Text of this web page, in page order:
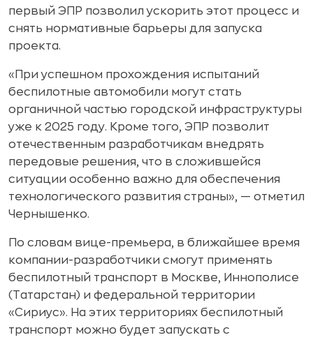
первый ЭПР позволил ускорить этот процесс и
снять нормативные барьеры для запуска
проекта.
«При успешном прохождения испытаний
беспилотные автомобили могут стать
органичной частью городской инфраструктуры
уже к 2025 году. Кроме того, ЭПР позволит
отечественным разработчикам внедрять
передовые решения, что в сложившейся
ситуации особенно важно для обеспечения
технологического развития страны», — отметил
Чернышенко.
По словам вице-премьера, в ближайшее время
компании-разработчики смогут применять
беспилотный транспорт в Москве, Иннополисе
(Татарстан) и федеральной территории
«Сириус». На этих территориях беспилотный
транспорт можно будет запускать с